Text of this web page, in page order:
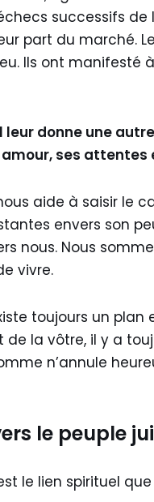
successifs de
part du marché.
Ils ont manifesté
donne une
ses attentes
aide à saisir le
envers son
nous. Nous
vivre.
toujours un
la vôtre, il y a
n’annule
le peuple
le lien spirituel